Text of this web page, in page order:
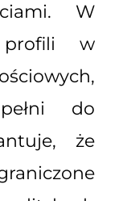
W
profili w
do
że